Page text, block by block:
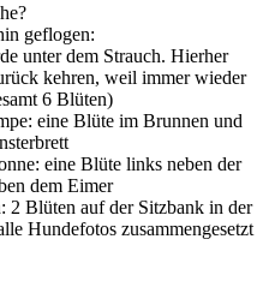
geflogen:
unter dem Strauch. Hierher
kehren, weil immer wieder
6 Blüten)
eine Blüte im Brunnen und
eine Blüte links neben der
dem Eimer
2 Blüten auf der Sitzbank in der
Hundefotos zusammengesetzt